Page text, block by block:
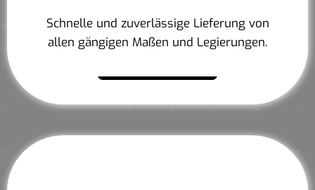
Schnelle und zuverlässige Lieferung von
allen gängigen Maßen und Legierungen.